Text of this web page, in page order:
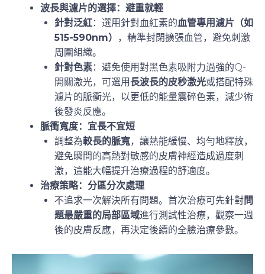
波長與濾片的選擇：避重就輕
針對泛紅：選用針對血紅素的血管專用濾片（如
515-590nm）
，精準封閉擴張血管，避免刺激
周圍組織。
針對色素：避免使用對黑色素吸附力過強的Q-
開關激光，可選用長波長的皮秒激光或搭配特殊
濾片的脈衝光，以更低的能量震碎色素，減少術
後發炎反應。
脈衝寬度：宜長不宜短
調整為較長的脈寬，讓熱能緩慢、均勻地釋放，
避免瞬間的高熱對敏感的皮膚神經造成過度刺
激，這能大幅提升治療過程的舒適度。
治療策略：分區分次處理
不追求一次解決所有問題。首次治療可先針對問
題最嚴重的局部區域進行測試性治療，觀察一週
後的皮膚反應，再決定後續的全臉治療參數。